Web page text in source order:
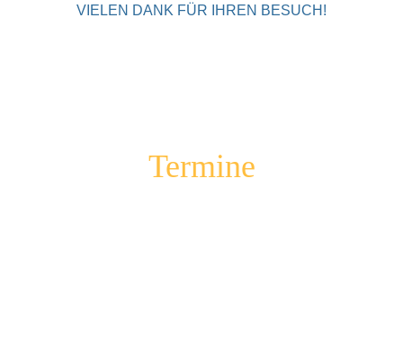
VIELEN DANK FÜR IHREN BESUCH!
Termine